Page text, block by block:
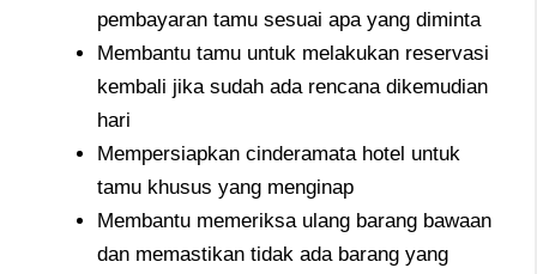
pembayaran tamu sesuai apa yang diminta
Membantu tamu untuk melakukan reservasi
kembali jika sudah ada rencana dikemudian
hari
Mempersiapkan cinderamata hotel untuk
tamu khusus yang menginap
Membantu memeriksa ulang barang bawaan
dan memastikan tidak ada barang yang